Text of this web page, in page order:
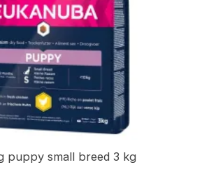
puppy small breed 3 kg